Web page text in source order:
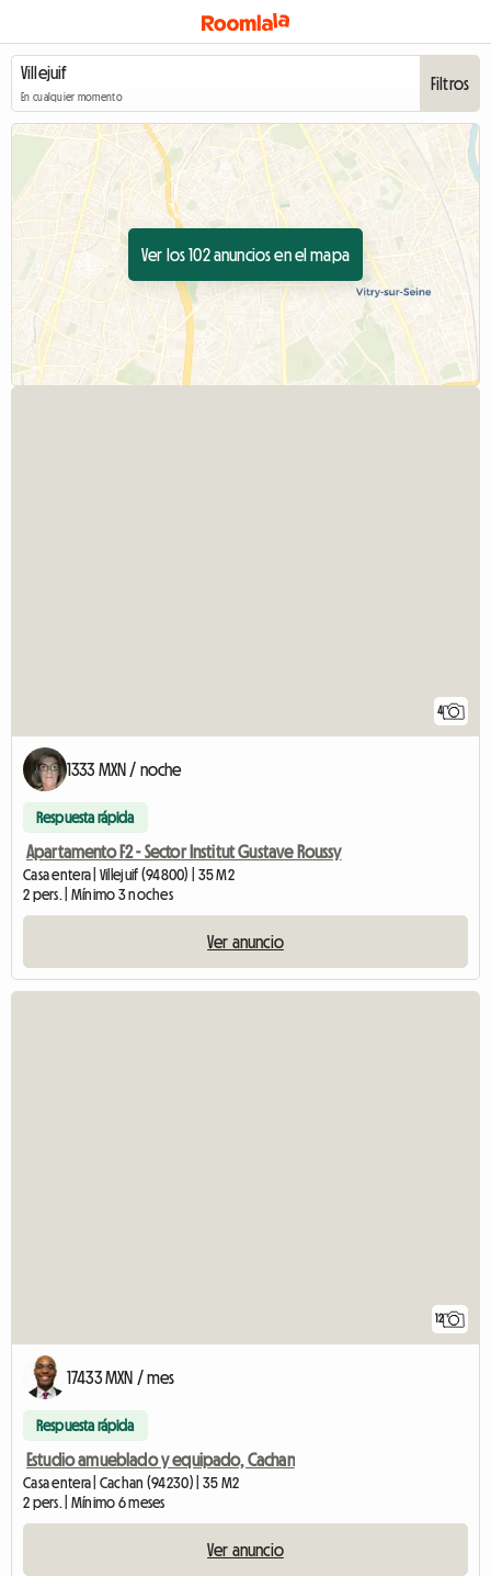
En cualquier momento
Filtros
Ver los 102 anuncios en el mapa
4
1333 MXN / noche
Respuesta rápida
Apartamento F2 - Sector Institut Gustave Roussy
Casa entera | Villejuif (94800) | 35 M2
2 pers. | Mínimo 3 noches
Ver anuncio
12
17433 MXN / mes
Respuesta rápida
Estudio amueblado y equipado, Cachan
Casa entera | Cachan (94230) | 35 M2
2 pers. | Mínimo 6 meses
Ver anuncio